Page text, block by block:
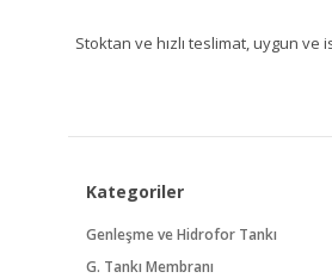
Stoktan ve hızlı teslimat, uygun
Kategoriler
Genleşme ve Hidrofor Tankı
G. Tankı Membranı